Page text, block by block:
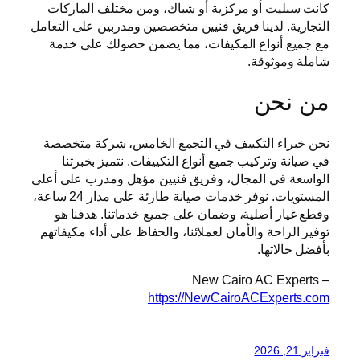
كانت سبليت أو مركزية أو شباك، ومن مختلف الماركات
التجارية. لدينا فريق فنيين متخصصين ومدربين على التعامل
مع جميع أنواع المكيفات، مما يضمن حصولك على خدمة
شاملة وموثوقة.
من نحن
نحن خبراء التكييف في التجمع الخامس، شركة متخصصة
في صيانة وتركيب جميع أنواع التكييفات. نتميز بخبرتنا
الواسعة في المجال، وفريق فنيين مؤهل ومدرب على أعلى
المستويات. نوفر خدمات صيانة طارئة على مدار 24 ساعة،
وقطع غيار أصلية، وضمان على جميع خدماتنا. هدفنا هو
توفير الراحة والأمان لعملائنا، والحفاظ على أداء مكيفاتهم
بأفضل حالاتها.
New Cairo AC Experts –
https://NewCairoACExperts.com
فبراير 21, 2026